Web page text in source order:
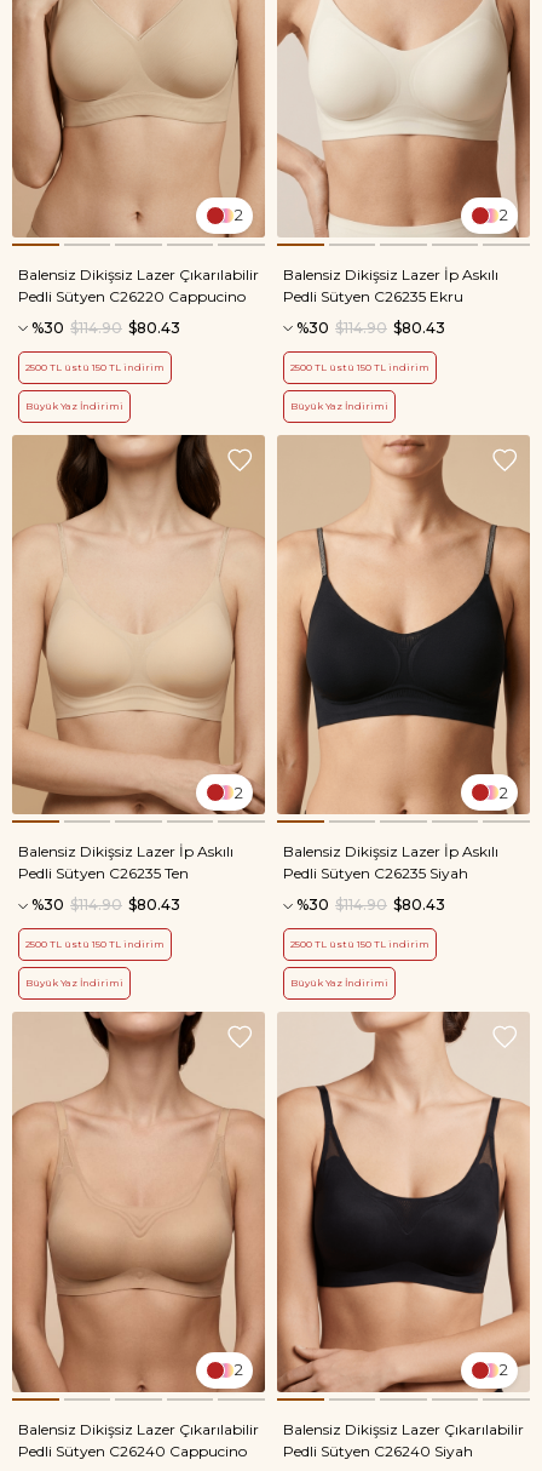
2
Balensiz Dikişsiz Lazer Çıkarılabilir
Pedli Sütyen C26220 Cappucino
%30
$80.43
$114.90
2500 TL üstü 150 TL indirim
Büyük Yaz İndirimi
2
Balensiz Dikişsiz Lazer İp Askılı
Pedli Sütyen C26235 Ekru
%30
$80.43
$114.90
2500 TL üstü 150 TL indirim
Büyük Yaz İndirimi
2
Balensiz Dikişsiz Lazer İp Askılı
Pedli Sütyen C26235 Ten
%30
$80.43
$114.90
2500 TL üstü 150 TL indirim
Büyük Yaz İndirimi
2
Balensiz Dikişsiz Lazer İp Askılı
Pedli Sütyen C26235 Siyah
%30
$80.43
$114.90
2500 TL üstü 150 TL indirim
Büyük Yaz İndirimi
2
Balensiz Dikişsiz Lazer Çıkarılabilir
Pedli Sütyen C26240 Cappucino
2
Balensiz Dikişsiz Lazer Çıkarılabilir
Pedli Sütyen C26240 Siyah